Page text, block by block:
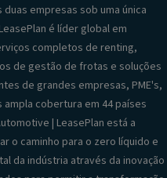
empresas sob uma única
é líder global em
completos de renting,
de gestão de frotas e soluções
de grandes empresas, PME's,
cobertura em 44 países
| LeasePlan está a
o caminho para o zero líquido e
da indústria através da inovação